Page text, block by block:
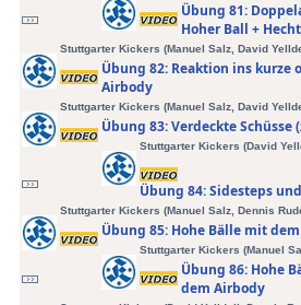
Übung 81:
Hoher Ball +
Stuttgarter Kickers (Manuel Salz, David
Übung 82: Reaktion ins kurze
Airbody
Stuttgarter Kickers (Manuel Salz, David
Übung 83: Verdeckte
Stuttgarter Kickers (David
Übung 84: Sidesteps
Stuttgarter Kickers (Manuel Salz , Dennis
Übung 85: Hohe Bälle mit
Stuttgarter Kickers (Manuel
Übung 86: Hohe
dem Airbody